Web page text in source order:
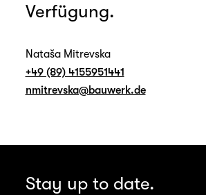
Verfügung.
Nataša Mitrevska
+49 (89) 4155951441
nmitrevska@bauwerk.de
Stay up to date.